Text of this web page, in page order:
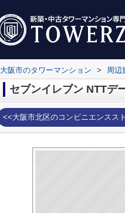
大阪市のタワーマンション > 周辺
セブンイレブン NTTデ
<<大阪市北区のコンビニエンスス